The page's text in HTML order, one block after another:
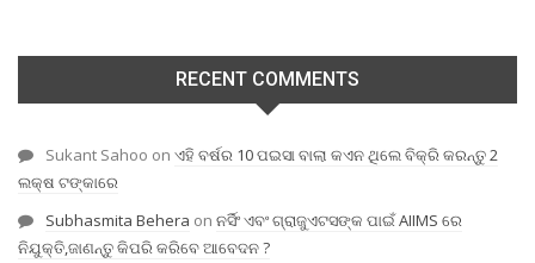
RECENT COMMENTS
Sukant Sahoo on ଏହି ବର୍ଷର 10 ପଇସା ବାଲା କଏନ ଥିଲେ ବିକ୍ରି କରନ୍ତୁ 2
ଲକ୍ଷ ଟଙ୍କାରେ
Subhasmita Behera on ନର୍ସିଂ ଏବଂ ଗ୍ରାଜୁଏଟସଙ୍କ ପାଇଁ AIIMS ରେ
ନିଯୁକ୍ତି,ଜାଣନ୍ତୁ କିପରି କରିବେ ଆବେଦନ ?